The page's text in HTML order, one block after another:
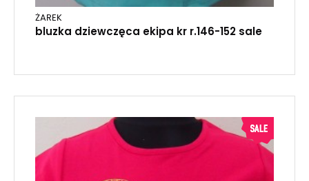
ŻAREK
bluzka dziewczęca ekipa kr r.146-152 sale